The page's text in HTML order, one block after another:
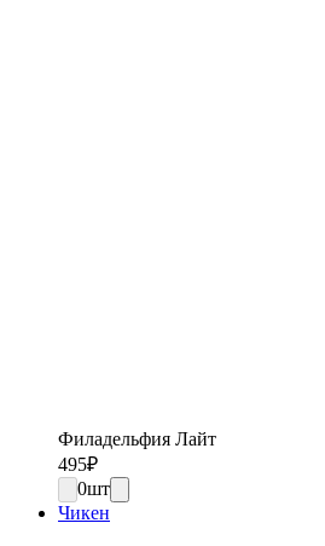
Филадельфия Лайт
495₽
0шт
Чикен